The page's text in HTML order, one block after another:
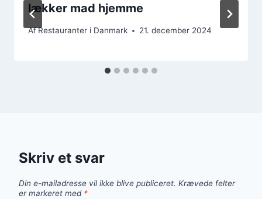
lækker mad hjemme
AfRestauranter i Danmark 21. december 2024
Skriv et svar
Din e-mailadresse vil ikke blive publiceret. Krævede felter
er markeret med *